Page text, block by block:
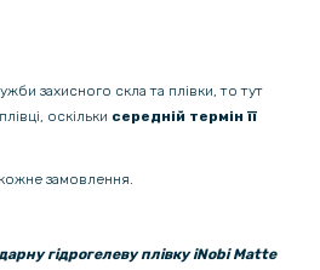
захисного скла та плівки, то тут
оскільки середній термін її
кожне замовлення.
гідрогелеву плівку iNobi Matte